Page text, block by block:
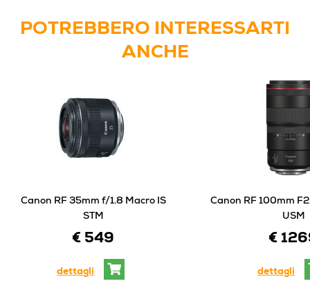
POTREBBERO INTERESSARTI
ANCHE
Canon RF 35mm f/1.8 Macro IS
STM
€ 549
dettagli
Canon RF 100mm
USM
€
dettagli